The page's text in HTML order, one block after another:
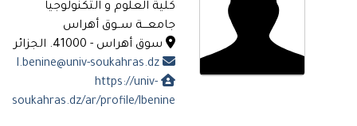
كلية العلوم و التكنولوجيا
جامعـــة ســوق أهراس
سوق أهراس - 41000. الجزائر
https://univ-
soukahras.dz/ar/profile/lbenine